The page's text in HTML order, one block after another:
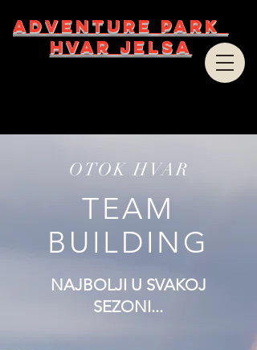
ADVENTURE PARK
HVAR JELSA
OTOK HVAR
TEAM
BUILDING
NAJBOLJI U SVAKOJ
SEZONI...